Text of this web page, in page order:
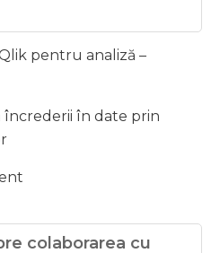
pentru analiză –
încrederii în date prin
colaborarea cu